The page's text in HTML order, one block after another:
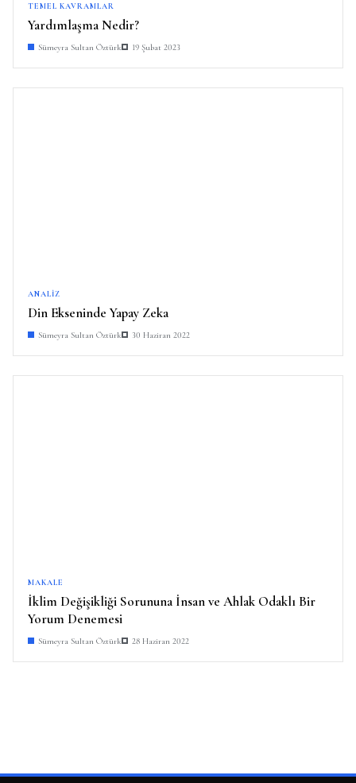
TEMEL KAVRAMLAR
Yardımlaşma Nedir?
Sümeyra Sultan Öztürk 19 Şubat 2023
ANALIZ
Din Ekseninde Yapay Zeka
Sümeyra Sultan Öztürk 30 Haziran 2022
MAKALE
İklim Değişikliği Sorununa İnsan ve Ahlak Odaklı Bir
Yorum Denemesi
Sümeyra Sultan Öztürk 28 Haziran 2022